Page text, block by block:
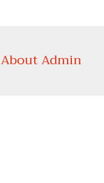
About Admin